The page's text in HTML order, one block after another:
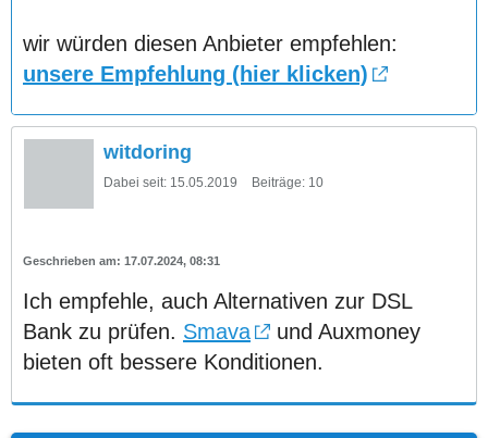
wir würden diesen Anbieter empfehlen:
unsere Empfehlung (hier klicken)
witdoring
Dabei seit: 15.05.2019 Beiträge: 10
17.07.2024, 08:31
Ich empfehle, auch Alternativen zur DSL
Bank zu prüfen. Smava
und Auxmoney
bieten oft bessere Konditionen.